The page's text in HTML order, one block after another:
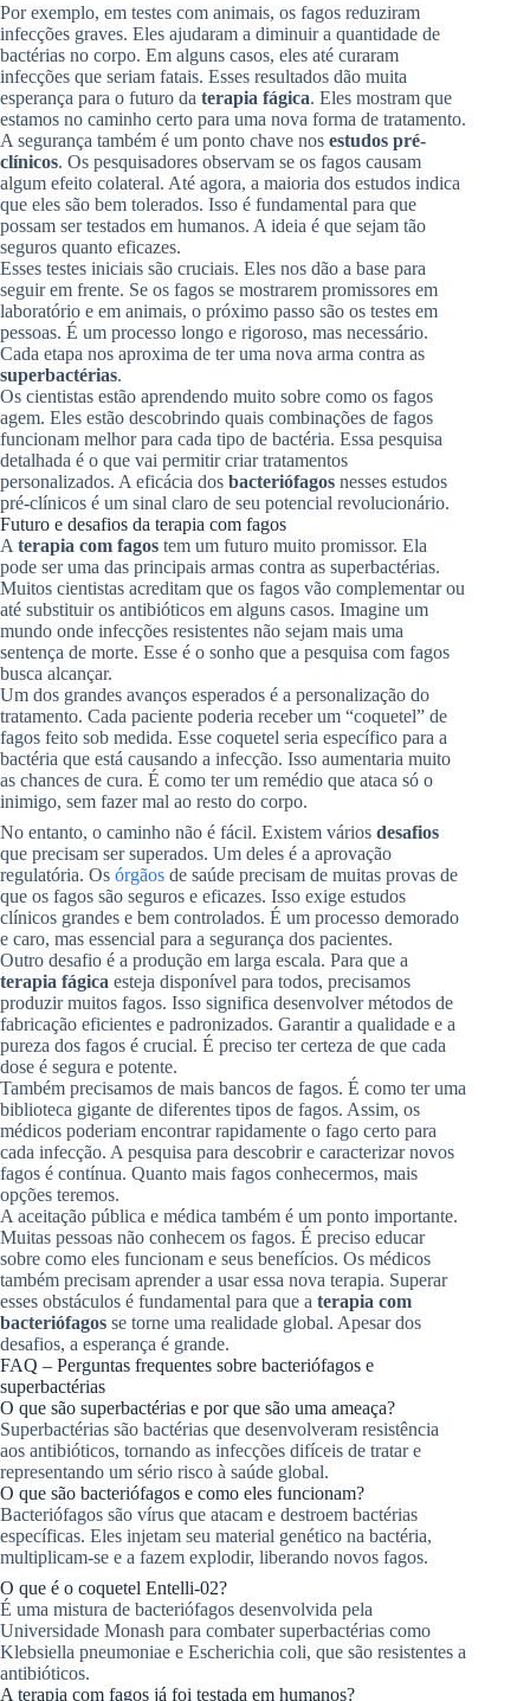
Por exemplo, em testes com animais, os fagos reduziram
infecções graves. Eles ajudaram a diminuir a quantidade de
bactérias no corpo. Em alguns casos, eles até curaram
infecções que seriam fatais. Esses resultados dão muita
esperança para o futuro da terapia fágica. Eles mostram que
estamos no caminho certo para uma nova forma de tratamento.
A segurança também é um ponto chave nos estudos pré-
clínicos. Os pesquisadores observam se os fagos causam
algum efeito colateral. Até agora, a maioria dos estudos indica
que eles são bem tolerados. Isso é fundamental para que
possam ser testados em humanos. A ideia é que sejam tão
seguros quanto eficazes.
Esses testes iniciais são cruciais. Eles nos dão a base para
seguir em frente. Se os fagos se mostrarem promissores em
laboratório e em animais, o próximo passo são os testes em
pessoas. É um processo longo e rigoroso, mas necessário.
Cada etapa nos aproxima de ter uma nova arma contra as
superbactérias.
Os cientistas estão aprendendo muito sobre como os fagos
agem. Eles estão descobrindo quais combinações de fagos
funcionam melhor para cada tipo de bactéria. Essa pesquisa
detalhada é o que vai permitir criar tratamentos
personalizados. A eficácia dos bacteriófagos nesses estudos
pré-clínicos é um sinal claro de seu potencial revolucionário.
Futuro e desafios da terapia com fagos
A terapia com fagos tem um futuro muito promissor. Ela
pode ser uma das principais armas contra as superbactérias.
Muitos cientistas acreditam que os fagos vão complementar ou
até substituir os antibióticos em alguns casos. Imagine um
mundo onde infecções resistentes não sejam mais uma
sentença de morte. Esse é o sonho que a pesquisa com fagos
busca alcançar.
Um dos grandes avanços esperados é a personalização do
tratamento. Cada paciente poderia receber um “coquetel” de
fagos feito sob medida. Esse coquetel seria específico para a
bactéria que está causando a infecção. Isso aumentaria muito
as chances de cura. É como ter um remédio que ataca só o
inimigo, sem fazer mal ao resto do corpo.
No entanto, o caminho não é fácil. Existem vários desafios
que precisam ser superados. Um deles é a aprovação
regulatória. Os órgãos de saúde precisam de muitas provas de
que os fagos são seguros e eficazes. Isso exige estudos
clínicos grandes e bem controlados. É um processo demorado
e caro, mas essencial para a segurança dos pacientes.
Outro desafio é a produção em larga escala. Para que a
terapia fágica esteja disponível para todos, precisamos
produzir muitos fagos. Isso significa desenvolver métodos de
fabricação eficientes e padronizados. Garantir a qualidade e a
pureza dos fagos é crucial. É preciso ter certeza de que cada
dose é segura e potente.
Também precisamos de mais bancos de fagos. É como ter uma
biblioteca gigante de diferentes tipos de fagos. Assim, os
médicos poderiam encontrar rapidamente o fago certo para
cada infecção. A pesquisa para descobrir e caracterizar novos
fagos é contínua. Quanto mais fagos conhecermos, mais
opções teremos.
A aceitação pública e médica também é um ponto importante.
Muitas pessoas não conhecem os fagos. É preciso educar
sobre como eles funcionam e seus benefícios. Os médicos
também precisam aprender a usar essa nova terapia. Superar
esses obstáculos é fundamental para que a terapia com
bacteriófagos se torne uma realidade global. Apesar dos
desafios, a esperança é grande.
FAQ – Perguntas frequentes sobre bacteriófagos e
superbactérias
O que são superbactérias e por que são uma ameaça?
Superbactérias são bactérias que desenvolveram resistência
aos antibióticos, tornando as infecções difíceis de tratar e
representando um sério risco à saúde global.
O que são bacteriófagos e como eles funcionam?
Bacteriófagos são vírus que atacam e destroem bactérias
específicas. Eles injetam seu material genético na bactéria,
multiplicam-se e a fazem explodir, liberando novos fagos.
O que é o coquetel Entelli-02?
É uma mistura de bacteriófagos desenvolvida pela
Universidade Monash para combater superbactérias como
Klebsiella pneumoniae e Escherichia coli, que são resistentes a
antibióticos.
A terapia com fagos já foi testada em humanos?